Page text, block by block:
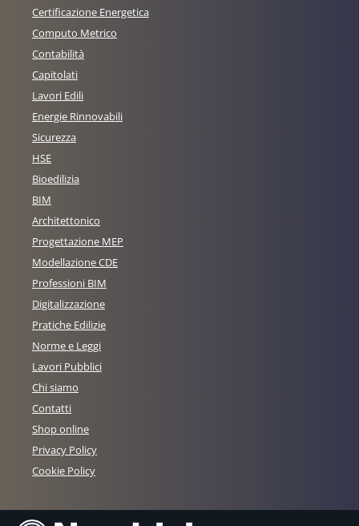
Certificazione Energetica
Computo Metrico
Contabilità
Capitolati
Lavori Edili
Energie Rinnovabili
Sicurezza
HSE
Bioedilizia
BIM
Architettonico
Progettazione MEP
Modellazione CDE
Professioni BIM
Digitalizzazione
Pratiche Edilizie
Norme e Leggi
Lavori Pubblici
Chi siamo
Contatti
Shop online
Privacy Policy
Cookie Policy